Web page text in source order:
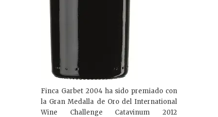
Finca Garbet 2004 ha sido premiado con
la Gran Medalla de Oro del International
Wine Challenge Catavinum 2012